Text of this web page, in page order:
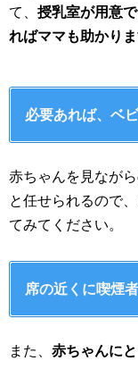
て、 授乳室が用意
ればママも助かりま
必要あれば、ベ
赤ちゃんを見なが
と任せられるので
てみてください。
席の近くに喫煙
また、 赤ちゃんに